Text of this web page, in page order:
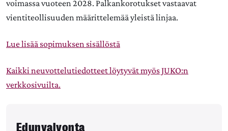
voimassa vuoteen 2028. Palkankorotukset vastaavat
vientiteollisuuden määrittelemää yleistä linjaa.
Lue lisää sopimuksen sisällöstä
Kaikki neuvottelutiedotteet löytyvät myös JUKO:n
verkkosivuilta.
Edunvalvonta